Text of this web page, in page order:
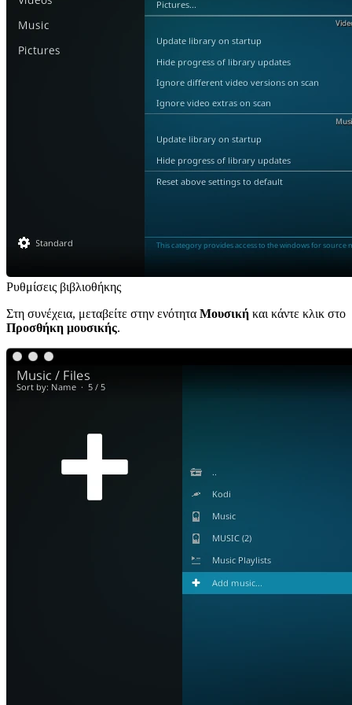
Ρυθμίσεις βιβλιοθήκης
Στη συνέχεια, μεταβείτε στην ενότητα Μουσική και κάντε κλικ στο
Προσθήκη μουσικής.